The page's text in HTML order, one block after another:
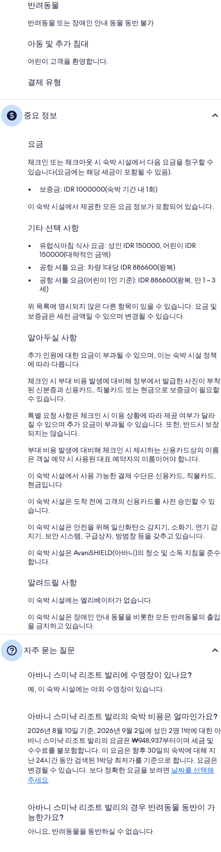
반려동물
반려동물 또는 장애인 안내 동물 동반 불가
아동 및 추가 침대
어린이 고객을 환영합니다.
결제 유형
중요 정보
요금
체크인 또는 체크아웃 시 숙박 시설에서 다음 요금을 청구할 수
있습니다(요금에는 해당 세금이 포함될 수 있음).
보증금: IDR 1000000(숙박 기간 내 1회)
이 숙박 시설에서 제공한 모든 요금 정보가 포함되어 있습니다.
기타 선택 사항
유럽식아침 식사 요금: 성인 IDR 150000, 어린이 IDR
150000(대략적인 금액)
공항 셔틀 요금: 차량 1대당 IDR 886600(왕복)
공항 셔틀 요금(어린이 1인 기준): IDR 886600(왕복, 만 1 ~ 3
세)
위 목록에 명시되지 않은 다른 항목이 있을 수 있습니다. 요금 및
보증금은 세전 금액일 수 있으며 변경될 수 있습니다.
알아두실 사항
추가 인원에 대한 요금이 부과될 수 있으며, 이는 숙박 시설 정책
에 따라 다릅니다.
체크인 시 부대 비용 발생에 대비해 정부에서 발급한 사진이 부착
된 신분증과 신용카드, 직불카드 또는 현금으로 보증금이 필요할
수 있습니다.
특별 요청 사항은 체크인 시 이용 상황에 따라 제공 여부가 달라
질 수 있으며 추가 요금이 부과될 수 있습니다. 또한, 반드시 보장
되지는 않습니다.
부대 비용 발생에 대비해 체크인 시 제시하는 신용카드상의 이름
은 객실 예약 시 사용된 대표 예약자의 이름이어야 합니다.
이 숙박 시설에서 사용 가능한 결제 수단은 신용카드, 직불카드,
현금입니다.
이 숙박 시설은 도착 전에 고객의 신용카드를 사전 승인할 수 있
습니다.
이 숙박 시설은 안전을 위해 일산화탄소 감지기, 소화기, 연기 감
지기, 보안 시스템, 구급상자, 방범창 등을 갖추고 있습니다.
이 숙박 시설은 AvaniSHIELD(아바니)의 청소 및 소독 지침을 준수
합니다.
알려드릴 사항
이 숙박 시설에는 엘리베이터가 없습니다.
이 숙박 시설은 장애인 안내 동물을 비롯한 모든 반려동물의 출입
을 금지하고 있습니다.
자주 묻는 질문
아바니 스미냑 리조트 발리에 수영장이 있나요?
예, 이 숙박 시설에는 야외 수영장이 있습니다.
아바니 스미냑 리조트 발리의 숙박 비용은 얼마인가요?
2026년 8월 10일 기준, 2026년 9월 2일에 성인 2명 1박에 대한 아
바니 스미냑 리조트 발리의 요금은 ₩948,937부터이며 세금 및
수수료를 불포함합니다. 이 요금은 향후 30일의 숙박에 대해 지
난 24시간 동안 검색된 1박당 최저가를 기준으로 합니다. 요금은
변경될 수 있습니다. 보다 정확한 요금을 보려면 날짜를 선택해
주세요.
아바니 스미냑 리조트 발리의 경우 반려동물 동반이 가
능한가요?
아니요, 반려동물을 동반하실 수 없습니다.